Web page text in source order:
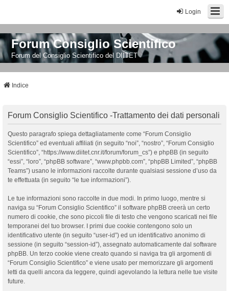
Login
Forum Consiglio Scientifico
Forum del Consiglio Scientifico del DIITET
Indice
Forum Consiglio Scientifico -Trattamento dei dati personali
Questo paragrafo spiega dettagliatamente come “Forum Consiglio
Scientifico” ed eventuali affiliati (in seguito “noi”, “nostro”, “Forum Consiglio
Scientifico”, “https://www.diitet.cnr.it/forum/forum_cs”) e phpBB (in seguito
“essi”, “loro”, “phpBB software”, “www.phpbb.com”, “phpBB Limited”, “phpBB
Teams”) usano le informazioni raccolte durante qualsiasi sessione d’uso da
te effettuata (in seguito “le tue informazioni”).
Le tue informazioni sono raccolte in due modi. In primo luogo, mentre si
naviga su “Forum Consiglio Scientifico” il software phpBB creerà un certo
numero di cookie, che sono piccoli file di testo che vengono scaricati nei file
temporanei del tuo browser. I primi due cookie contengono solo un
identificativo utente (in seguito “user-id”) ed un identificativo anonimo di
sessione (in seguito “session-id”), assegnato automaticamente dal software
phpBB. Un terzo cookie viene creato quando si naviga tra gli argomenti di
“Forum Consiglio Scientifico” e viene usato per memorizzare gli argomenti
letti da quelli ancora da leggere, quindi agevolando la lettura nelle tue visite
future.